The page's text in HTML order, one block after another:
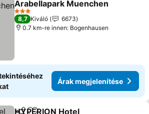
Arabellapark Muenchen
Árak megjelenítése
3 Kategória
8,7 Kiváló
6673
0.7 km-re innen: Bogenhausen
Árak megjelenítése
HYPERION Hotel